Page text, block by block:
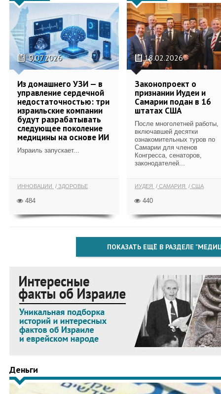
9.07.2026
Из домашнего УЗИ — в
управление сердечной
недостаточностью: три
израильские компании
будут разрабатывать
следующее поколение
медицины на основе ИИ
Израиль запускает...
ИННОВАЦИИ ЗДОРОВЬЕ
484
18.02.2026
Законопроект о
признании Иудеи и
Самарии подан в 16
штатах США
После многолетней работы,
включавшей десятки
ознакомительных туров по
Самарии для членов
Конгресса, сенаторов,
законодателей...
ИУДЕЯ САМАРИЯ США
440
ПОКАЗАТЬ ЕЩЁ В РАЗДЕЛЕ
Деньги